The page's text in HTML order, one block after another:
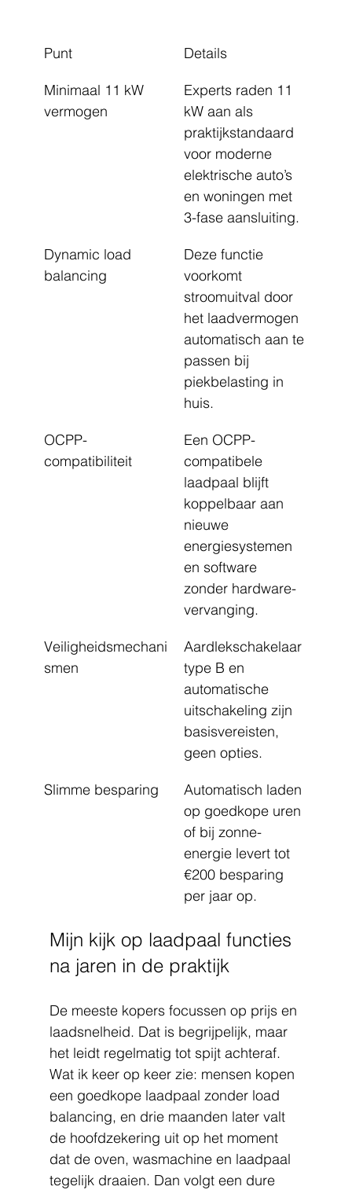
Punt Details
Minimaal 11 kW
vermogen
Experts raden 11
kW aan als
praktijkstandaard
voor moderne
elektrische auto’s
en woningen met
3-fase aansluiting.
Dynamic load
balancing
Deze functie
voorkomt
stroomuitval door
het laadvermogen
automatisch aan te
passen bij
piekbelasting in
huis.
OCPP-
compatibiliteit
Een OCPP-
compatibele
laadpaal blijft
koppelbaar aan
nieuwe
energiesystemen
en software
zonder hardware-
vervanging.
Veiligheidsmechani
smen
Aardlekschakelaar
type B en
automatische
uitschakeling zijn
basisvereisten,
geen opties.
Slimme besparing
Automatisch laden
op goedkope uren
of bij zonne-
energie levert tot
€200 besparing
per jaar op.
Mijn kijk op laadpaal functies
na jaren in de praktijk
De meeste kopers focussen op prijs en
laadsnelheid. Dat is begrijpelijk, maar
het leidt regelmatig tot spijt achteraf.
Wat ik keer op keer zie: mensen kopen
een goedkope laadpaal zonder load
balancing, en drie maanden later valt
de hoofdzekering uit op het moment
dat de oven, wasmachine en laadpaal
tegelijk draaien. Dan volgt een dure